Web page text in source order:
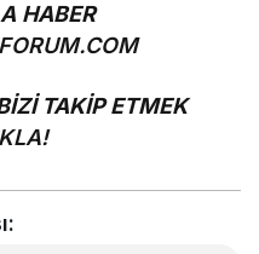
HABER
TAKİP ETMEK